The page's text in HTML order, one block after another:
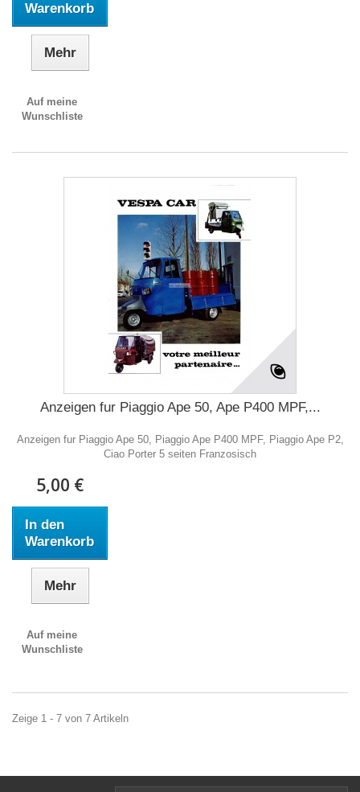
Warenkorb
Mehr
Auf meine
Wunschliste
Anzeigen fur Piaggio Ape 50, Ape P400 MPF,...
Anzeigen fur Piaggio Ape 50, Piaggio Ape P400 MPF, Piaggio Ape P2,
Ciao Porter 5 seiten Franzosisch
5,00 €
In den
Warenkorb
Mehr
Auf meine
Wunschliste
Zeige 1 - 7 von 7 Artikeln